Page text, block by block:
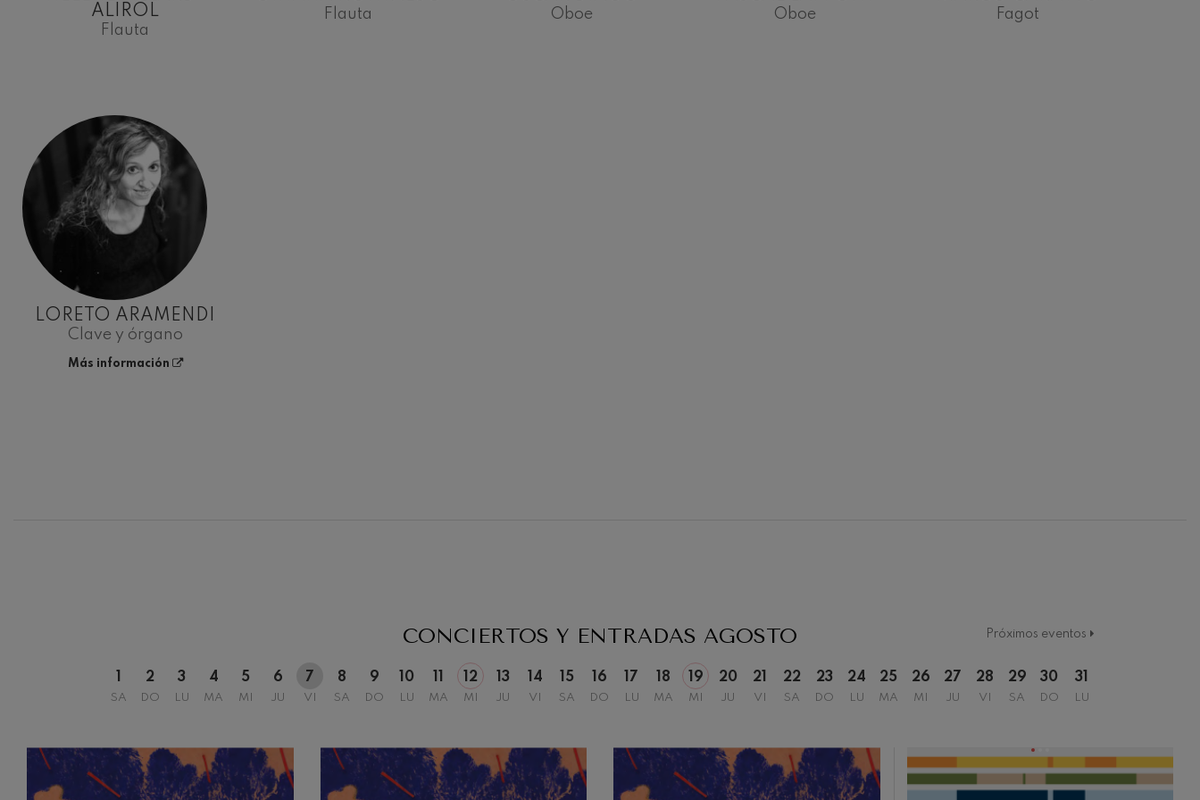
ALIROL
Flauta
Flauta Oboe Oboe Fagot
LORETO ARAMENDI
Clave y órgano
Más información
Próximos eventos
CONCIERTOS Y ENTRADAS AGOSTO
SA
2
DO
3
LU
4
MA
5
MI
6
JU
7
VI
8
SA
9
DO
10
LU MA
12
MI
13
JU
14
VI
15
SA
16
DO
17
LU
18
MA
19
MI
20
JU
21
VI
22
SA
23
DO
24
LU
25
MA
26
MI
27
JU
28
VI
29
SA
30
DO
31
LU